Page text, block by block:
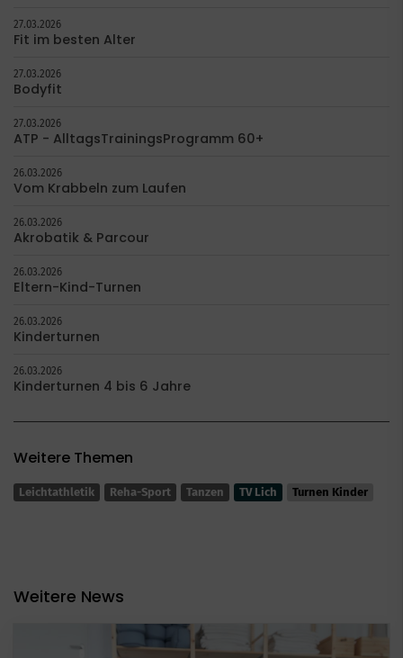
27.03.2026
Fit im besten Alter
27.03.2026
Bodyfit
27.03.2026
ATP - AlltagsTrainingsProgramm 60+
26.03.2026
Vom Krabbeln zum Laufen
26.03.2026
Akrobatik & Parcour
26.03.2026
Eltern-Kind-Turnen
26.03.2026
Kinderturnen
26.03.2026
Kinderturnen 4 bis 6 Jahre
Weitere Themen
Leichtathletik Reha-Sport Tanzen TV Lich Turnen Kinder
Weitere News